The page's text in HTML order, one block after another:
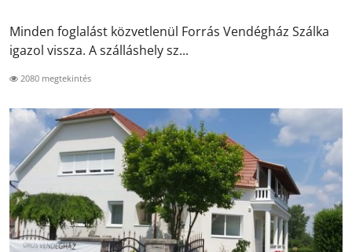
Minden foglalást közvetlenül Forrás Vendégház Szálka
igazol vissza. A szálláshely sz...
2080 megtekintés